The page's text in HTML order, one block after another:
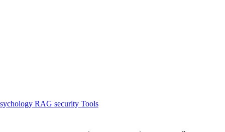
RAG security Tools